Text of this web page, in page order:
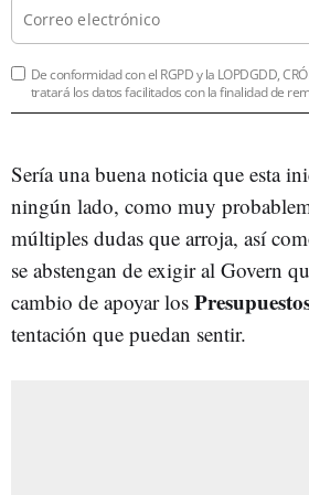
De conformidad con el RGPD y la LOPDGDD,
tratará los datos facilitados con la finalidad de
Sería una buena noticia que esta
ningún lado, como muy
múltiples dudas que arroja, así
se abstengan de exigir al Govern
cambio de apoyar los
tentación que puedan sentir.